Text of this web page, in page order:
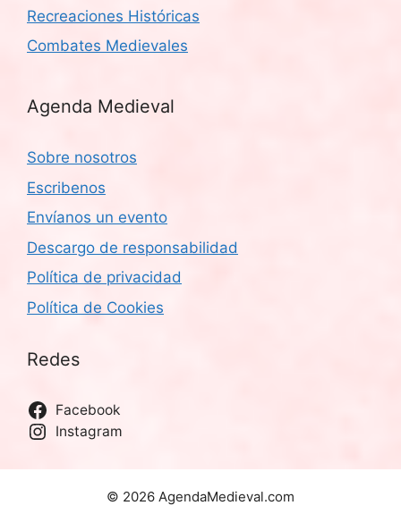
Recreaciones Históricas
Combates Medievales
Agenda Medieval
Sobre nosotros
Escribenos
Envíanos un evento
Descargo de responsabilidad
Política de privacidad
Política de Cookies
Redes
Facebook
Instagram
© 2026 AgendaMedieval.com